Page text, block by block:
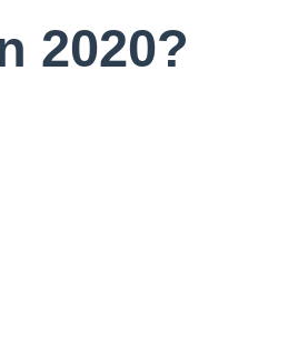
2020?